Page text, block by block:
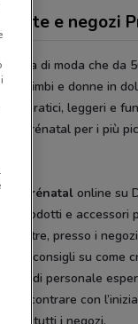
e negozi
di moda che da
bimbi e donne in
pratici, leggeri e
Prénatal per i più
Prénatal online su
prodotti e accessori
inoltre, presso i
consigli su come
di personale
incontrare con